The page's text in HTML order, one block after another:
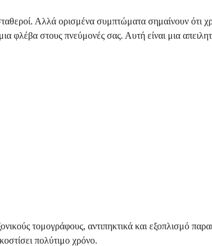
Αλλά ορισμένα συμπτώματα σημαίνουν ότι
φλέβα στους πνεύμονές σας. Αυτή είναι μια
τομογράφους, αντιπηκτικά και εξοπλισμό
πολύτιμο χρόνο.